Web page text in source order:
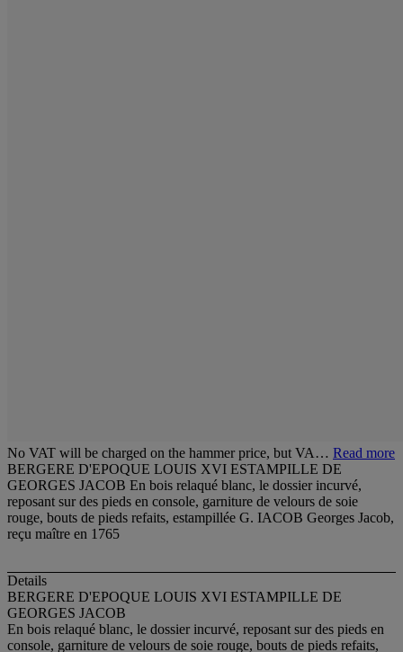
No VAT will be charged on the hammer price, but VA… Read more
BERGERE D'EPOQUE LOUIS XVI ESTAMPILLE DE
GEORGES JACOB En bois relaqué blanc, le dossier incurvé,
reposant sur des pieds en console, garniture de velours de soie
rouge, bouts de pieds refaits, estampillée G. IACOB Georges Jacob,
reçu maître en 1765
Details
BERGERE D'EPOQUE LOUIS XVI ESTAMPILLE DE
GEORGES JACOB
En bois relaqué blanc, le dossier incurvé, reposant sur des pieds en
console, garniture de velours de soie rouge, bouts de pieds refaits,